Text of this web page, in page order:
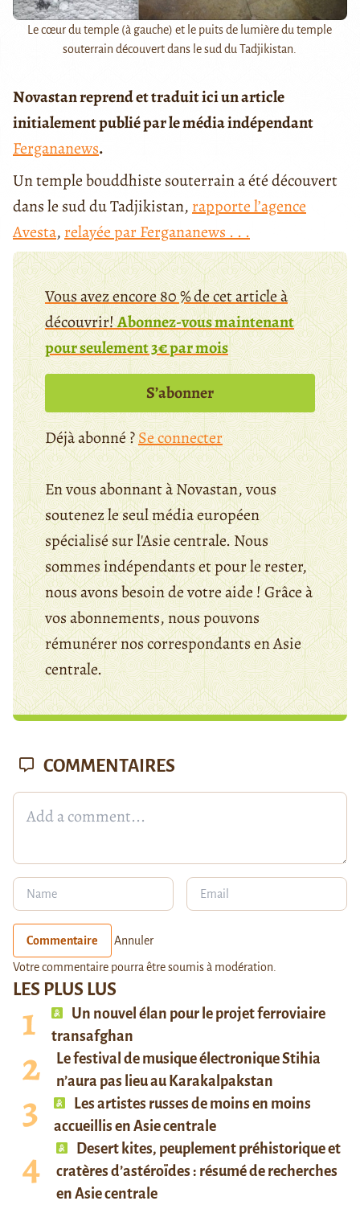
Le cœur du temple (à gauche) et le puits de lumière du temple
souterrain découvert dans le sud du Tadjikistan.
Novastan reprend et traduit ici un article
initialement publié par le média indépendant
Fergananews.
Un temple bouddhiste souterrain a été découvert
dans le sud du Tadjikistan, rapporte l’agence
Avesta, relayée par Fergananews . . .
Vous avez encore 80 % de cet article à
découvrir!Abonnez-vous maintenant
pour seulement 3€ par mois
S’abonner
Déjà abonné ?Se connecter
En vous abonnant à Novastan, vous
soutenez le seul média européen
spécialisé sur l'Asie centrale. Nous
sommes indépendants et pour le rester,
nous avons besoin de votre aide ! Grâce à
vos abonnements, nous pouvons
rémunérer nos correspondants en Asie
centrale.
LES PLUS LUS
Un nouvel élan pour le projet ferroviaire
transafghan
Le festival de musique électronique Stihia
n’aura pas lieu au Karakalpakstan
Les artistes russes de moins en moins
accueillis en Asie centrale
Desert kites, peuplement préhistorique et
cratères d’astéroïdes : résumé de recherches
en Asie centrale
COMMENTAIRES
Commentaire Annuler
Votre commentaire pourra être soumis à modération.